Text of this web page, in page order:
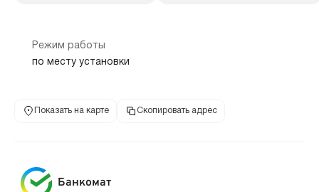
Режим работы
по месту установки
Показать на карте Скопировать адрес
Банкомат